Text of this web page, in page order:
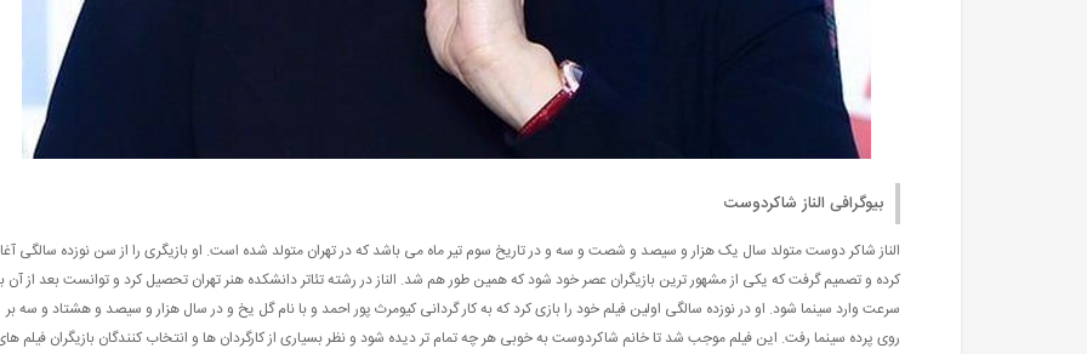
بیوگرافی الناز شاکردوست
الناز شاکر دوست متولد سال یک هزار و سیصد و شصت و سه و در تاریخ سوم تیر ماه می باشد که در تهران متولد شده است. او بازیگری را از سن نوزده سالگی
کرده و تصمیم گرفت که یکی از مشهور ترین بازیگران عصر خود شود که همین طور هم شد. الناز در رشته تئاتر دانشکده هنر تهران تحصیل کرد و توانست بعد از آن
سرعت وارد سینما شود. او در نوزده سالگی اولین فیلم خود را بازی کرد که به کار گردانی کیومرث پور احمد و با نام گل یخ و در سال هزار و سیصد و هشتاد و سه بر
روی پرده سینما رفت. این فیلم موجب شد تا خانم شاکردوست به خوبی هر چه تمام تر دیده شود و نظر بسیاری از کارگردان ها و انتخاب کنندگان بازیگران فیلم